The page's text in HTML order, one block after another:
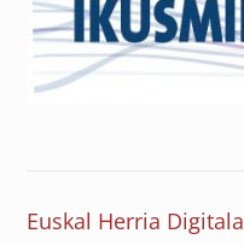
Euskal Herria Digitala